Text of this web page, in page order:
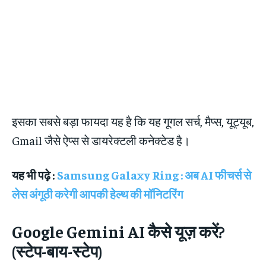
इसका सबसे बड़ा फायदा यह है कि यह गूगल सर्च, मैप्स, यूट्यूब,
Gmail जैसे ऐप्स से डायरेक्टली कनेक्टेड है।
यह भी पढ़े : Samsung Galaxy Ring : अब AI फीचर्स से
लेस अंगूठी करेगी आपकी हेल्थ की मॉनिटरिंग
Google Gemini AIकैसे यूज़ करें?
(स्टेप-बाय-स्टेप)